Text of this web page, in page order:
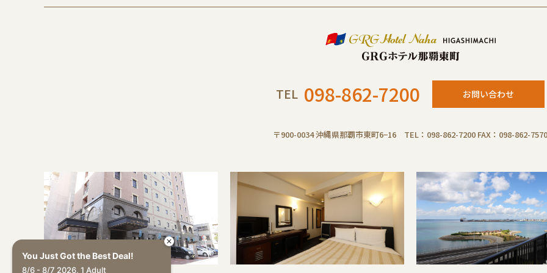
TEL 098-862-7200 お問い合わせ
〒900-0034 沖縄県那覇市東町6−16 TEL：098-862-7200 FAX：098-862-7570
You Just Got the Best Deal!
8/6 - 8/7 2026, 1 Adult